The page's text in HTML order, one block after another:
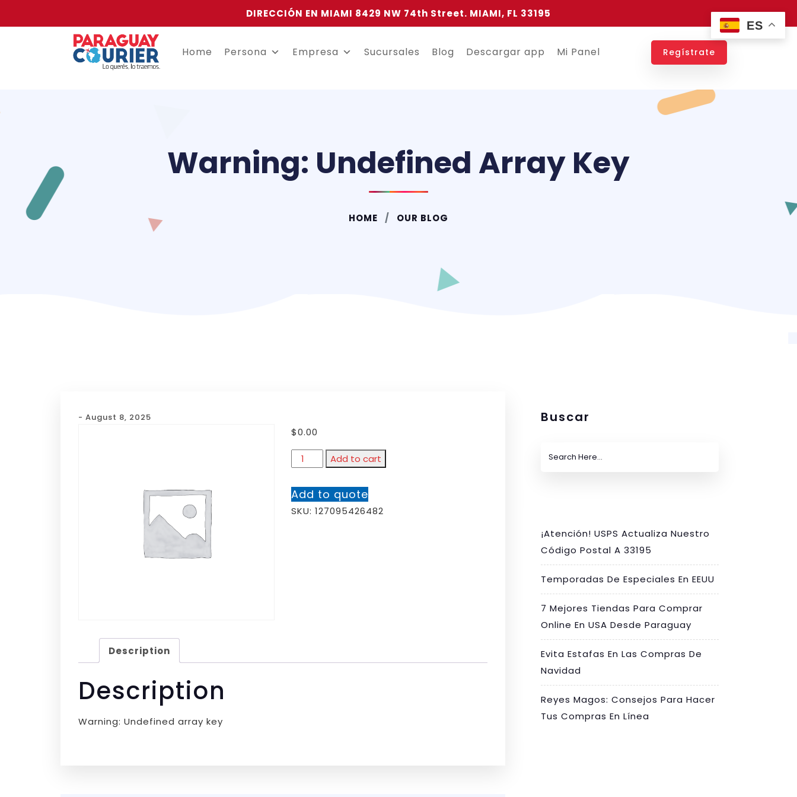
DIRECCIÓN EN MIAMI 8429 NW 74th Street. MIAMI, FL 33195
Home Persona Empresa Sucursales Blog Descargar app Mi Panel Regístrate
Warning: Undefined Array Key
HOME OUR BLOG
- August 8, 2025
$0.00
Add to cart
Add to quote
SKU: 127095426482
Description
Description
Warning: Undefined array key
Buscar
¡Atención! USPS Actualiza Nuestro
Código Postal A 33195
Temporadas De Especiales En EEUU
7 Mejores Tiendas Para Comprar
Online En USA Desde Paraguay
Evita Estafas En Las Compras De
Navidad
Reyes Magos: Consejos Para Hacer
Tus Compras En Línea
ES